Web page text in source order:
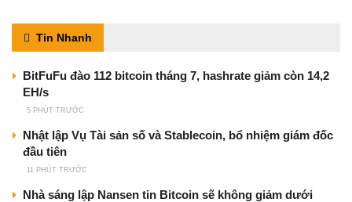
Tin Nhanh
BitFuFu đào 112 bitcoin tháng 7, hashrate giảm còn 14,2
EH/s
5 PHÚT TRƯỚC
Nhật lập Vụ Tài sản số và Stablecoin, bổ nhiệm giám đốc
đầu tiên
11 PHÚT TRƯỚC
Nhà sáng lập Nansen tin Bitcoin sẽ không giảm dưới